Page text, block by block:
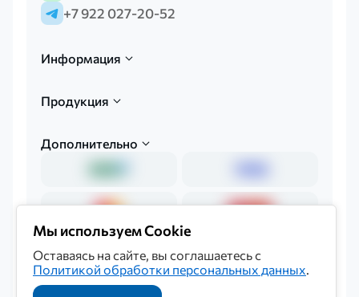
+7 922 027-20-52
Информация
Продукция
Дополнительно
Политика обработки персональных данных
Мы используем Cookie
Оставаясь на сайте, вы соглашаетесь с
Политикой обработки персональных данных.